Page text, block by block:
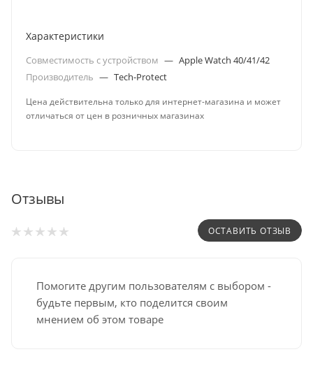
Характеристики
Совместимость с устройством — Apple Watch 40/41/42
Производитель — Tech-Protect
Цена действительна только для интернет-магазина и может
отличаться от цен в розничных магазинах
Отзывы
ОСТАВИТЬ ОТЗЫВ
Помогите другим пользователям с выбором -
будьте первым, кто поделится своим
мнением об этом товаре